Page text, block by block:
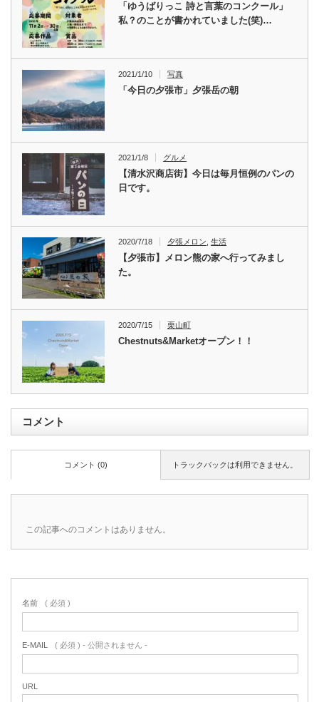
「ゆうばりっこ 詩と言葉のコンクール」
私？のことが書かれていました(笑)…
2021/1/10 写真
「今日の夕張市」夕張岳の朝
2021/1/8 グルメ
【清水沢商店街】今日は毎月恒例のパンの
日です。
2020/7/18 夕張メロン ,生活
【夕張市】メロン熊の家へ行ってみまし
た。
2020/7/15 栗山町
Chestnuts&Marketオープン！！
コメント
トラックバックは利用できません。
コメント (0)
この記事へのコメントはありません。
名前 ( 必須 )
E-MAIL ( 必須 ) - 公開されません -
URL